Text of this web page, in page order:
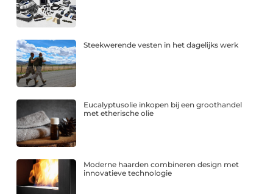
Steekwerende vesten in het dagelijks werk
Eucalyptusolie inkopen bij een groothandel
met etherische olie
Moderne haarden combineren design met
innovatieve technologie